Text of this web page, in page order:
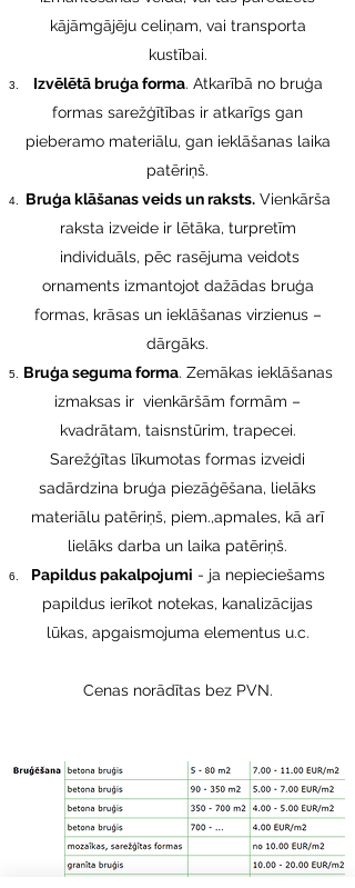
kājāmgājēju celiņam, vai transporta
kustībai.
Izvēlētā bruģa forma. Atkarībā no bruģa
formas sarežģītības ir atkarīgs gan
pieberamo materiālu, gan ieklāšanas laika
patēriņš.
Bruģa klāšanas veids un raksts.Vienkārša
raksta izveide ir lētāka, turpretīm
individuāls, pēc rasējuma veidots
ornaments izmantojot dažādas bruģa
formas, krāsas un ieklāšanas virzienus –
dārgāks.
Bruģa seguma forma. Zemākas ieklāšanas
izmaksas ir vienkāršām formām –
kvadrātam, taisnstūrim, trapecei.
Sarežģītas līkumotas formas izveidi
sadārdzina bruģa piezāģēšana, lielāks
materiālu patēriņš, piem.,apmales, kā arī
lielāks darba un laika patēriņš.
Papildus pakalpojumi - ja nepieciešams
papildus ierīkot notekas, kanalizācijas
lūkas, apgaismojuma elementus u.c.
Cenas norādītas bez PVN.